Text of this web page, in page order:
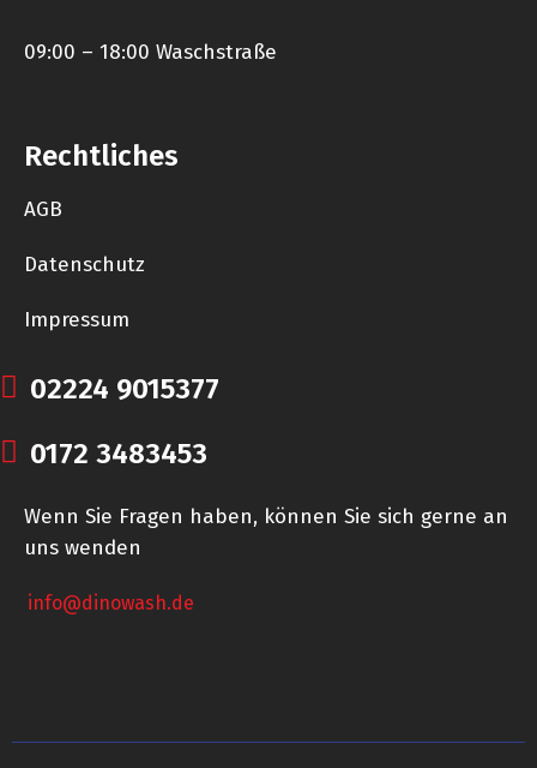
09:00 – 18:00 Waschstraße
Rechtliches
AGB
Datenschutz
Impressum
02224 9015377
0172 3483453
Wenn Sie Fragen haben, können Sie sich gerne an
uns wenden
info@dinowash.de